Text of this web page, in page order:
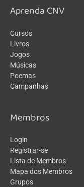
Aprenda CNV
Cursos
Livros
Jogos
Músicas
Poemas
Campanhas
Membros
Login
Registrar-se
Lista de Membros
Mapa dos Membros
Grupos